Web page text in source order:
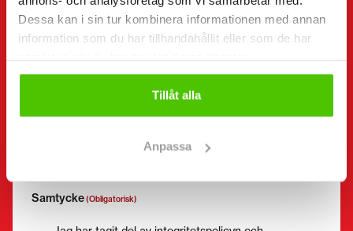
Dessa kan i sin tur kombinera informationen med annan
information som du har tillhandahållit eller som de har
Tillåt alla
Anpassa
Telefonnummer (Obligatorisk)
Utan mellanslag (t.ex. +358401234567)
Samtycke(Obligatorisk)